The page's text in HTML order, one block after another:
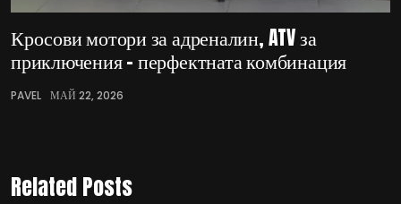
Кросови мотори за адреналин, ATV за
приключения – перфектната комбинация
PAVEL МАЙ 22, 2026
Related Posts